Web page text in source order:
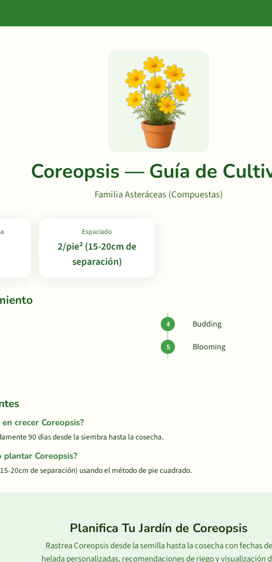
Coreopsis — Guía de
Familia Asteráceas (Compuestas)
Espaciado
2/pie² (15-20cm de
separación)
Budding
Blooming
crecer Coreopsis?
90 días desde la siembra hasta la cosecha.
plantar Coreopsis?
20cm de separación) usando el método de pie cuadrado.
Planifica Tu Jardín de Coreopsis
Rastrea Coreopsis desde la semilla hasta la cosecha con fechas de
helada personalizadas, recomendaciones de riego y visualización